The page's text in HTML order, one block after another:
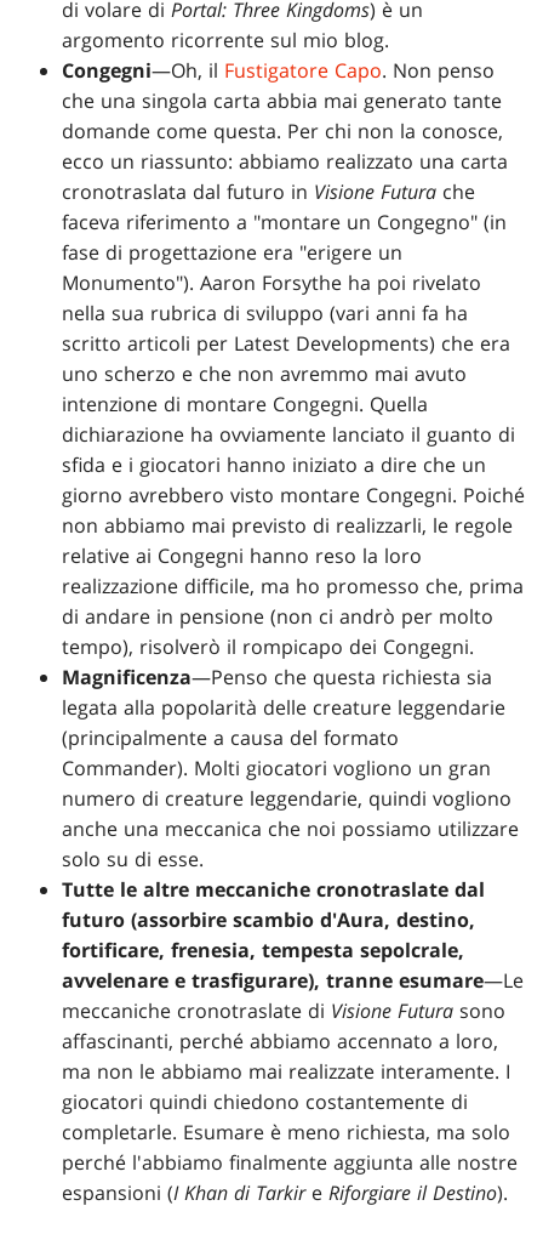
di volare diPortal: Three Kingdoms) è un
argomento ricorrente sul mio blog.
Congegni—Oh, il Fustigatore Capo. Non penso
che una singola carta abbia mai generato tante
domande come questa. Per chi non la conosce,
ecco un riassunto: abbiamo realizzato una carta
cronotraslata dal futuro in Visione Futura che
faceva riferimento a "montare un Congegno" (in
fase di progettazione era "erigere un
Monumento"). Aaron Forsythe ha poi rivelato
nella sua rubrica di sviluppo (vari anni fa ha
scritto articoli per Latest Developments) che era
uno scherzo e che non avremmo mai avuto
intenzione di montare Congegni. Quella
dichiarazione ha ovviamente lanciato il guanto di
sfida e i giocatori hanno iniziato a dire che un
giorno avrebbero visto montare Congegni. Poiché
non abbiamo mai previsto di realizzarli, le regole
relative ai Congegni hanno reso la loro
realizzazione difficile, ma ho promesso che, prima
di andare in pensione (non ci andrò per molto
tempo), risolverò il rompicapo dei Congegni.
Magnificenza—Penso che questa richiesta sia
legata alla popolarità delle creature leggendarie
(principalmente a causa del formato
Commander). Molti giocatori vogliono un gran
numero di creature leggendarie, quindi vogliono
anche una meccanica che noi possiamo utilizzare
solo su di esse.
Tutte le altre meccaniche cronotraslate dal
futuro (assorbire scambio d'Aura, destino,
fortificare, frenesia, tempesta sepolcrale,
avvelenare e trasfigurare), tranne esumare—Le
meccaniche cronotraslate di Visione Futura sono
affascinanti, perché abbiamo accennato a loro,
ma non le abbiamo mai realizzate interamente. I
giocatori quindi chiedono costantemente di
completarle. Esumare è meno richiesta, ma solo
perché l'abbiamo finalmente aggiunta alle nostre
espansioni (I Khan di TarkireRiforgiare il Destino).